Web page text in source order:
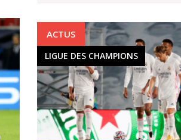
ACTUS
LIGUE DES CHAMPIONS